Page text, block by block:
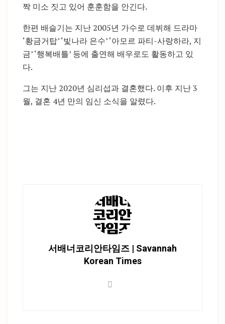
짝 미소 짓고 있어 훈훈함을 안긴다.
한편 배슬기는 지난 2005년 가수로 데뷔해 드라마
‘황금거탑’ ‘빛나라 은수’ ‘아모르 파티-사랑하라, 지
금’ ‘행복배틀’ 등에 출연해 배우로도 활동하고 있
다.
그는 지난 2020년 심리섭과 결혼했다. 이후 지난 3
월, 결혼 4년 만의 임신 소식을 알렸다.
서배너코리안타임즈 | Savannah
Korean Times